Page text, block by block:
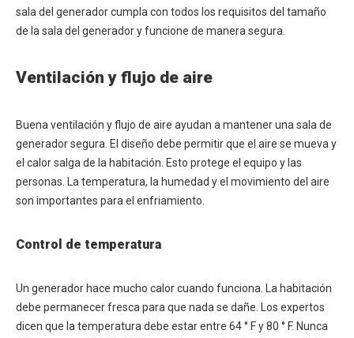
sala del generador cumpla con todos los requisitos del tamaño
de la sala del generador y funcione de manera segura.
Ventilación y flujo de aire
Buena ventilación y flujo de aire ayudan a mantener una sala de
generador segura. El diseño debe permitir que el aire se mueva y
el calor salga de la habitación. Esto protege el equipo y las
personas. La temperatura, la humedad y el movimiento del aire
son importantes para el enfriamiento.
Control de temperatura
Un generador hace mucho calor cuando funciona. La habitación
debe permanecer fresca para que nada se dañe. Los expertos
dicen que la temperatura debe estar entre 64 ° F y 80 ° F. Nunca